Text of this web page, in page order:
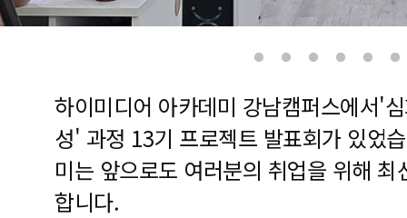
하이미디어 아카데미 강남캠퍼스에서'
성' 과정 13기 프로젝트 발표회가 있었
미는 앞으로도 여러분의 취업을 위해
합니다.